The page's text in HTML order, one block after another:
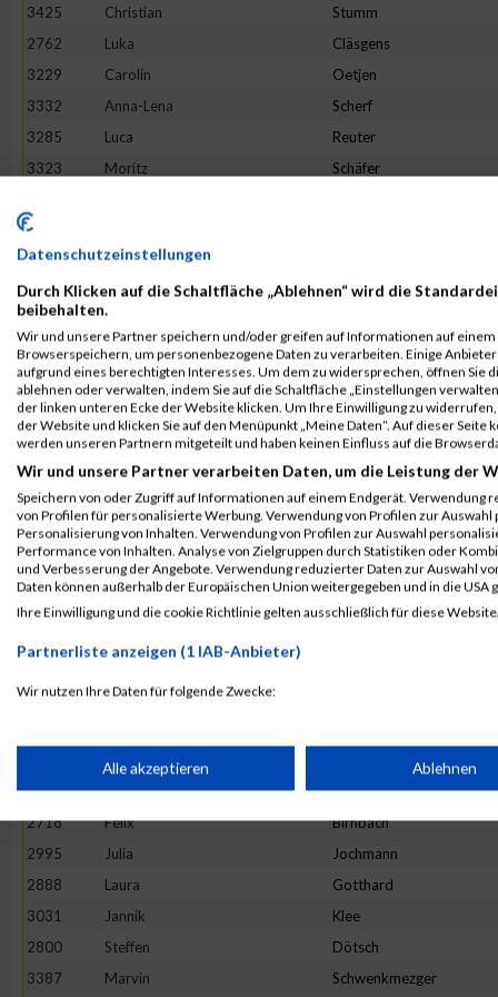
3425
Christian Stumm
2762
Luka Cläsgens
3229
Carolin Oetjen
3332
Anna-Lena Scherf
3285
Luca Reuter
3323
Moritz Schäfer
2850
3513
Petra
3256
Louis Pohle
3465
Maurice Voss
3392
Sonja Siebenborn
3270
Marike Reger
3149
Mario Martini
2656
Mischka Anastasini
3328
Fabian Scheel
2879
Eva Gleis
2897
Lara Grinzoff
2934
Claudius Helf
2676
Ellen
Sascha
3111
Kai Leibisch
2718
Felix Birnbach
2995
Julia Jochmann
2888
Laura Gotthard
3031
Jannik Klee
2800
Steffen Dötsch
3387
Marvin Schwenkmezger
Datenschutzeinstellungen
Durch Klicken auf die Schaltfläche „Ablehnen“ wird die
beibehalten.
Wir und unsere Partner speichern und/oder greifen auf Informationen auf einem
Browserspeichern, um personenbezogene Daten zu verarbeiten. Einige
aufgrund eines berechtigten Interesses. Um dem zu widersprechen, öffnen Sie
ablehnen oder verwalten, indem Sie auf die Schaltfläche „Einstellungen
der linken unteren Ecke der Website klicken. Um Ihre Einwilligung zu
der Website und klicken Sie auf den Menüpunkt „Meine Daten“. Auf dieser
werden unseren Partnern mitgeteilt und haben keinen Einfluss auf die
Wir und unsere Partner verarbeiten Daten, um die Leistung der
Speichern von oder Zugriff auf Informationen auf einem Endgerät. Verwendung
von Profilen für personalisierte Werbung. Verwendung von Profilen zur
Personalisierung von Inhalten. Verwendung von Profilen zur Auswahl
Performance von Inhalten. Analyse von Zielgruppen durch Statistiken oder
und Verbesserung der Angebote. Verwendung reduzierter Daten zur Auswahl
Daten können außerhalb der Europäischen Union weitergegeben und in die USA
Ihre Einwilligung und die cookie Richtlinie gelten ausschließlich für diese
Partnerliste anzeigen (1 IAB-Anbieter)
Wir nutzen Ihre Daten für folgende Zwecke:
Speichern von oder Zugriff auf Informationen auf einem
Verwendung reduzierter Daten zur Auswahl von Werbeanzeigen
Verwendung von Profilen zur Auswahl personalisierter Werbung
Alle akzeptieren Ablehnen